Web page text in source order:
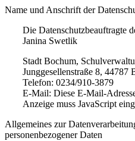
Name und Anschrift der
Die Datenschutzbeauftragte
Janina Swetlik
Stadt Bochum,
Junggesellenstraße 8, 44787
Telefon: 0234/910-3879
E-Mail: Diese E-Mail-
Anzeige muss JavaScript
Allgemeines zur
personenbezogener Daten